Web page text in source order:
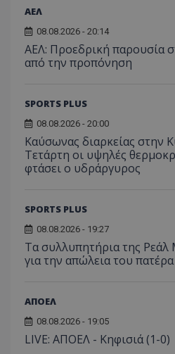
ΑΕΛ
08.08.2026 - 20:14
ΑΕΛ: Προεδρική παρουσία
από την προπόνηση
SPORTS PLUS
08.08.2026 - 20:00
Καύσωνας διαρκείας στην
Τετάρτη οι υψηλές
φτάσει ο υδράργυρος
SPORTS PLUS
08.08.2026 - 19:27
Τα συλλυπητήρια της
για την απώλεια του
ΑΠΟΕΛ
08.08.2026 - 19:05
LIVE: ΑΠΟΕΛ - Κηφισιά (1-0)